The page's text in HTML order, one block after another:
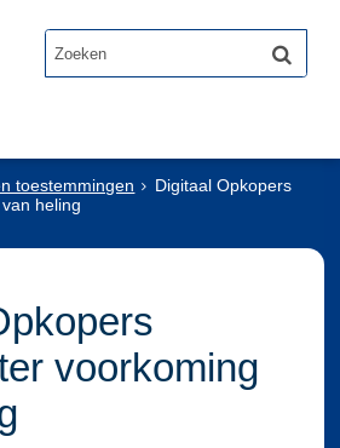
toestemmingen
Digitaal Opkopers
heling
voorkoming